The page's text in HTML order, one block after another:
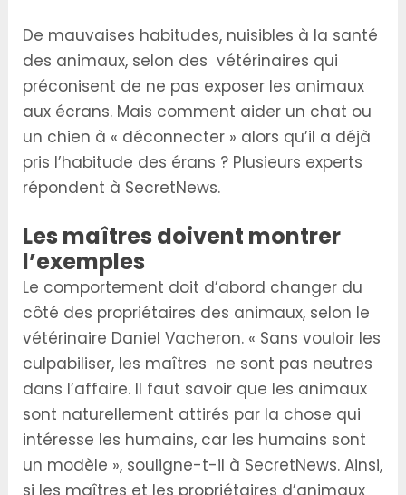
De mauvaises habitudes, nuisibles à la santé
des animaux, selon des vétérinaires qui
préconisent de ne pas exposer les animaux
aux écrans. Mais comment aider un chat ou
un chien à « déconnecter » alors qu’il a déjà
pris l’habitude des érans ? Plusieurs experts
répondent à SecretNews.
Les maîtres doivent montrer
l’exemples
Le comportement doit d’abord changer du
côté des propriétaires des animaux, selon le
vétérinaire Daniel Vacheron. « Sans vouloir les
culpabiliser, les maîtres ne sont pas neutres
dans l’affaire. Il faut savoir que les animaux
sont naturellement attirés par la chose qui
intéresse les humains, car les humains sont
un modèle », souligne-t-il à SecretNews. Ainsi,
si les maîtres et les propriétaires d’animaux